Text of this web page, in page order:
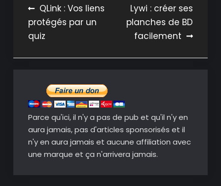
Navigation
de
l’article
QLink : Vos liens
protégés par un
quiz
Lywi : créer ses
planches de BD
facilement
Parce qu'ici, il n'y a pas de pub et qu'il n'y en
aura jamais, pas d'articles sponsorisés et il
n'y en aura jamais et aucune affiliation avec
une marque et ça n'arrivera jamais.